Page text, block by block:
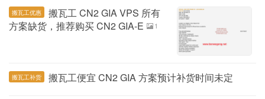
搬瓦工优惠
搬瓦工 CN2 GIA VPS 所有
方案缺货，推荐购买 CN2 GIA-E
1
搬瓦工补货 搬瓦工便宜 CN2 GIA 方案预计补货时间未定